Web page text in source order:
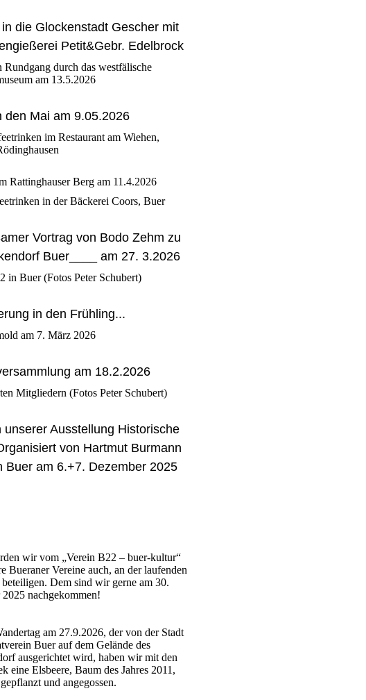
die Glockenstadt Gescher mit
Petit&Gebr. Edelbrock
Rundgang durch das westfälische
am 13.5.2026
den Mai am 9.05.2026
im Restaurant am Wiehen,
Rattinghauser Berg am 11.4.2026
in der Bäckerei Coors, Buer
Vortrag von Bodo Zehm zu
Buer____ am 27. 3.2026
in Buer (Fotos Peter Schubert)
in den Frühling...
am 7. März 2026
am 18.2.2026
Mitgliedern (Fotos Peter Schubert)
Ausstellung Historische
von Hartmut Burmann
Buer am 6.+7. Dezember 2025
wir vom „Verein B22 – buer-kultur“
Bueraner Vereine auch, an der laufenden
Dem sind wir gerne am 30.
nachgekommen!
am 27.9.2026, der von der Stadt
Buer auf dem Gelände des
ausgerichtet wird, haben wir mit den
eine Elsbeere, Baum des Jahres 2011,
und angegossen.